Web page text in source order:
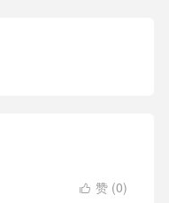
 赞 (0)